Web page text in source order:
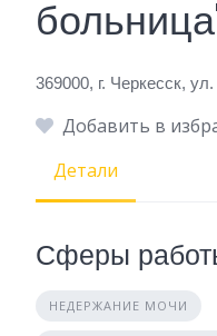
369000, г. Черкесск,
Добавить в
Детали
Сферы
НЕДЕРЖАНИЕ МОЧИ